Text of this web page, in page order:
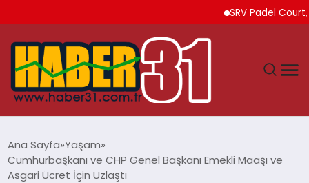
SRV Padel Court, 24
HATAY
Ana Sayfa Yaşam
Cumhurbaşkanı ve CHP Genel Başkanı Emekli Maaşı ve
Asgari Ücret İçin Uzlaştı